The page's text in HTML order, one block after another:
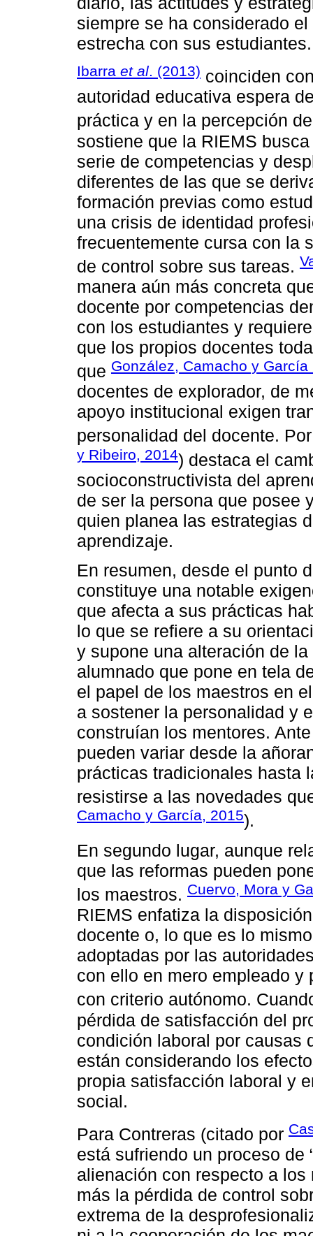
siempre se ha considerado
estrecha con sus estudiantes.
Ibarra et al. (2013) coinciden
autoridad educativa espera
práctica y en la percepción
sostiene que la RIEMS
serie de competencias y
diferentes de las que se
formación previas como
una crisis de identidad
frecuentemente cursa con la
de control sobre sus tareas.
manera aún más concreta
docente por competencias
con los estudiantes y
que los propios docentes
que González, Camacho y García
docentes de explorador, de
apoyo institucional exigen
personalidad del docente.
y Ribeiro, 2014) destaca el
socioconstructivista del
de ser la persona que posee
quien planea las estrategias
aprendizaje.
En resumen, desde el punto
constituye una notable
que afecta a sus prácticas
lo que se refiere a su
y supone una alteración de
alumnado que pone en tela
el papel de los maestros en
a sostener la personalidad y
construían los mentores.
pueden variar desde la
prácticas tradicionales hasta
resistirse a las novedades
Camacho y García, 2015).
En segundo lugar, aunque
que las reformas pueden
los maestros. Cuervo, Mora y
RIEMS enfatiza la
docente o, lo que es lo
adoptadas por las
con ello en mero empleado
con criterio autónomo.
pérdida de satisfacción del
condición laboral por causas
están considerando los
propia satisfacción laboral y
social.
Para Contreras (citado por
está sufriendo un proceso de
alienación con respecto a
más la pérdida de control
extrema de la